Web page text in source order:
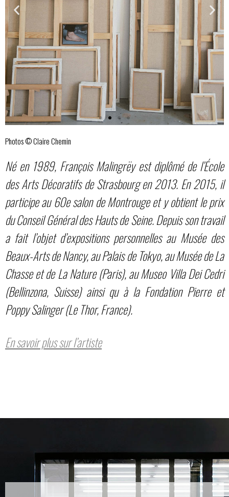
Photos © Claire Chemin
Né en 1989, François Malingrëy est diplômé de l’École
des Arts Décoratifs de Strasbourg en 2013. En 2015, il
participe au 60e salon de Montrouge et y obtient le prix
du Conseil Général des Hauts de Seine. Depuis son travail
a fait l’objet d’expositions personnelles au Musée des
Beaux-Arts de Nancy, au Palais de Tokyo, au Musée de La
Chasse et de La Nature (Paris), au Museo Villa Dei Cedri
(Bellinzona, Suisse) ainsi qu à la Fondation Pierre et
Poppy Salinger (Le Thor, France).
En savoir plus sur l’artiste